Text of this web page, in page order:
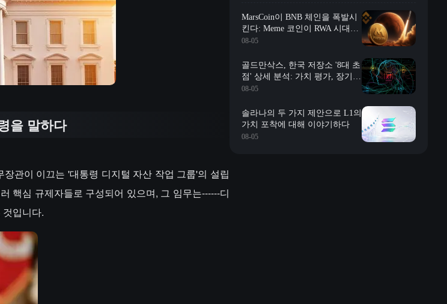
을 말하다
관이 이끄는 '대통령 디지털 자산 작업 그룹'의 설립
핵심 규제자들로 구성되어 있으며, 그 임무는------디
입니다.
MarsCoin이 BNB 체인을 폭발시
킨다: Meme 코인이 RWA 시대에
진입할까?
08-05
골드만삭스, 한국 저장소 '8대 초
점' 상세 분석: 가치 평가, 장기
계약, 재고, 장신 충격, 자사주 매
08-05
솔라나의 두 가지 제안으로 L1의
가치 포착에 대해 이야기하다
08-05